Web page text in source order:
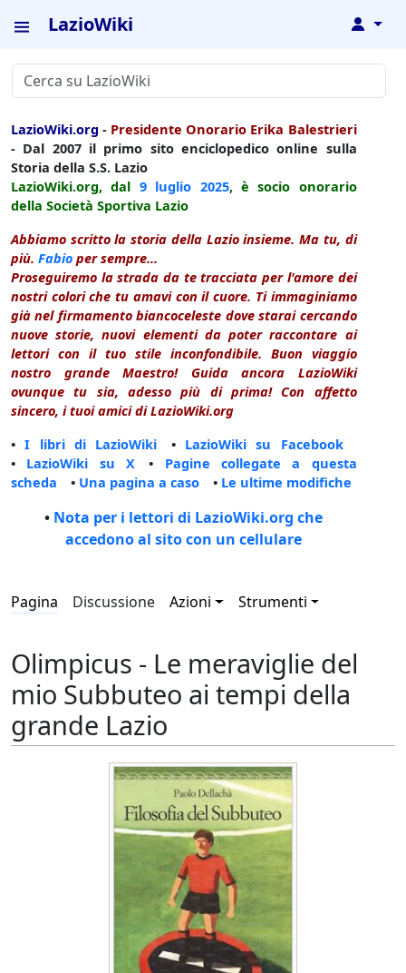
LazioWiki ↓
LazioWiki.org - Presidente Onorario Erika Balestrieri
- Dal 2007 il primo sito enciclopedico online sulla
Storia della S.S. Lazio
LazioWiki.org, dal 9 luglio 2025, è socio onorario
della Società Sportiva Lazio
Abbiamo scritto la storia della Lazio insieme. Ma tu, di
più. Fabio per sempre...
Proseguiremo la strada da te tracciata per l'amore dei
nostri colori che tu amavi con il cuore. Ti immaginiamo
già nel firmamento biancoceleste dove starai cercando
nuove storie, nuovi elementi da poter raccontare ai
lettori con il tuo stile inconfondibile. Buon viaggio
nostro grande Maestro! Guida ancora LazioWiki
ovunque tu sia, adesso più di prima! Con affetto
sincero, i tuoi amici di LazioWiki.org
•I libri di LazioWiki • LazioWiki su Facebook
• LazioWiki su X • Pagine collegate a questa
scheda • Una pagina a caso • Le ultime modifiche
• Nota per i lettori di LazioWiki.org che
accedono al sito con un cellulare
Pagina Discussione Azioni Strumenti
Olimpicus - Le meraviglie del
mio Subbuteo ai tempi della
grande Lazio